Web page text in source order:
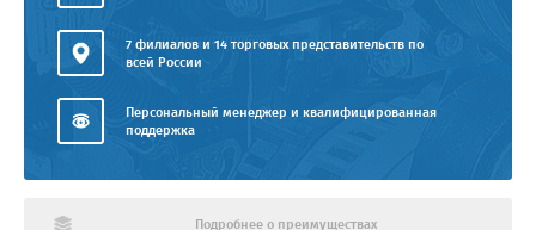
7 филиалов и 14 торговых представительств по
всей России
Персональный менеджер и квалифицированная
поддержка
Подробнее о преимуществах